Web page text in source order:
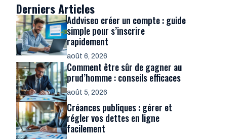
Derniers Articles
Addviseo créer un compte : guide
simple pour s’inscrire
rapidement
août 6, 2026
Comment être sûr de gagner au
prud’homme : conseils efficaces
août 5, 2026
Créances publiques : gérer et
régler vos dettes en ligne
facilement